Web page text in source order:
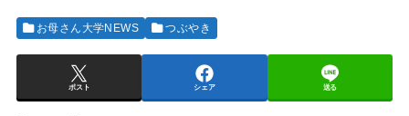
お母さん大学NEWS つぶやき
ポスト シェア 送る